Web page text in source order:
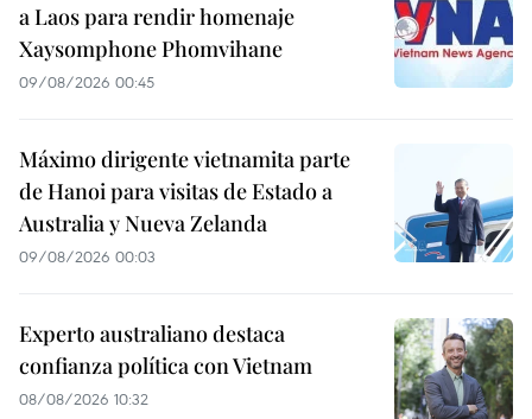
a Laos para rendir homenaje
Xaysomphone Phomvihane
09/08/2026 00:45
Máximo dirigente vietnamita parte
de Hanoi para visitas de Estado a
Australia y Nueva Zelanda
09/08/2026 00:03
Experto australiano destaca
confianza política con Vietnam
08/08/2026 10:32